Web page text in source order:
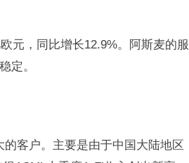
元，同比增长12.9%。阿斯麦的服
定。
客户。主要是由于中国大陆地区